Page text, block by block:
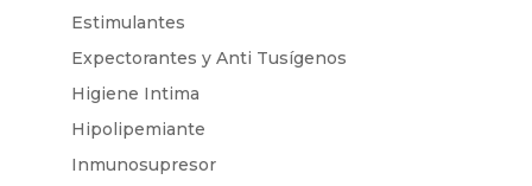
Estimulantes
Expectorantes y Anti Tusígenos
Higiene Intima
Hipolipemiante
Inmunosupresor